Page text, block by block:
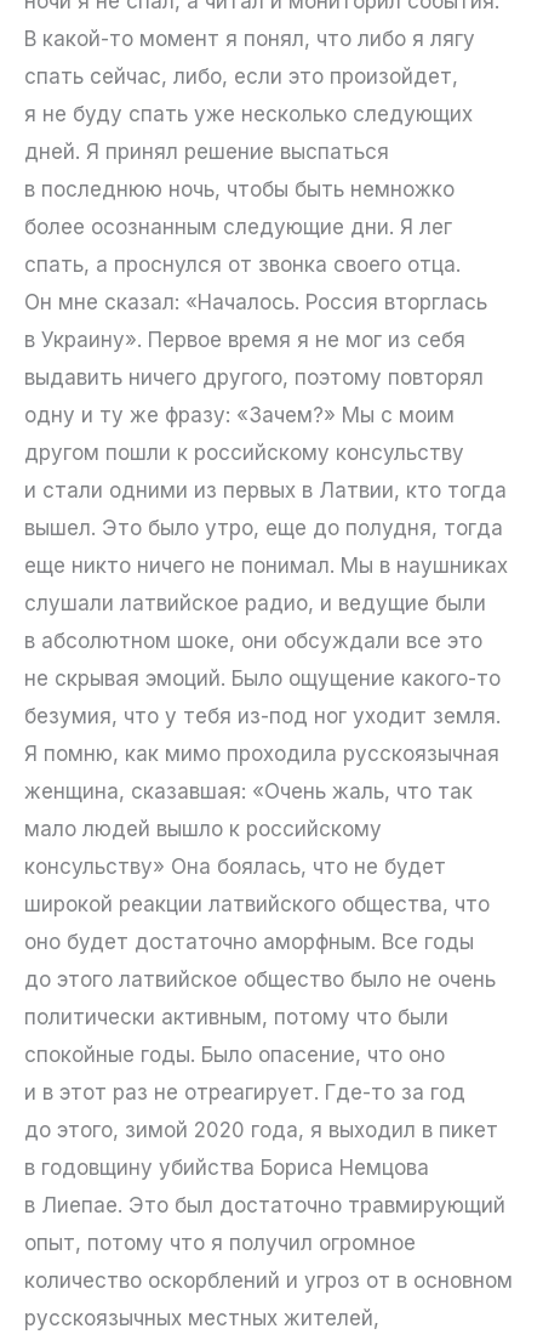
В какой-то момент я понял, что либо я лягу
спать сейчас, либо, если это произойдет,
я не буду спать уже несколько следующих
дней. Я принял решение выспаться
в последнюю ночь, чтобы быть немножко
более осознанным следующие дни. Я лег
спать, а проснулся от звонка своего отца.
Он мне сказал: «Началось. Россия вторглась
в Украину». Первое время я не мог из себя
выдавить ничего другого, поэтому повторял
одну и ту же фразу: «Зачем?» Мы с моим
другом пошли к российскому консульству
и стали одними из первых в Латвии, кто тогда
вышел. Это было утро, еще до полудня, тогда
еще никто ничего не понимал. Мы в наушниках
слушали латвийское радио, и ведущие были
в абсолютном шоке, они обсуждали все это
не скрывая эмоций. Было ощущение какого-то
безумия, что у тебя из-под ног уходит земля.
Я помню, как мимо проходила русскоязычная
женщина, сказавшая: «Очень жаль, что так
мало людей вышло к российскому
консульству» Она боялась, что не будет
широкой реакции латвийского общества, что
оно будет достаточно аморфным. Все годы
до этого латвийское общество было не очень
политически активным, потому что были
спокойные годы. Было опасение, что оно
и в этот раз не отреагирует. Где-то за год
до этого, зимой 2020 года, я выходил в пикет
в годовщину убийства Бориса Немцова
в Лиепае. Это был достаточно травмирующий
опыт, потому что я получил огромное
количество оскорблений и угроз от в основном
русскоязычных местных жителей,